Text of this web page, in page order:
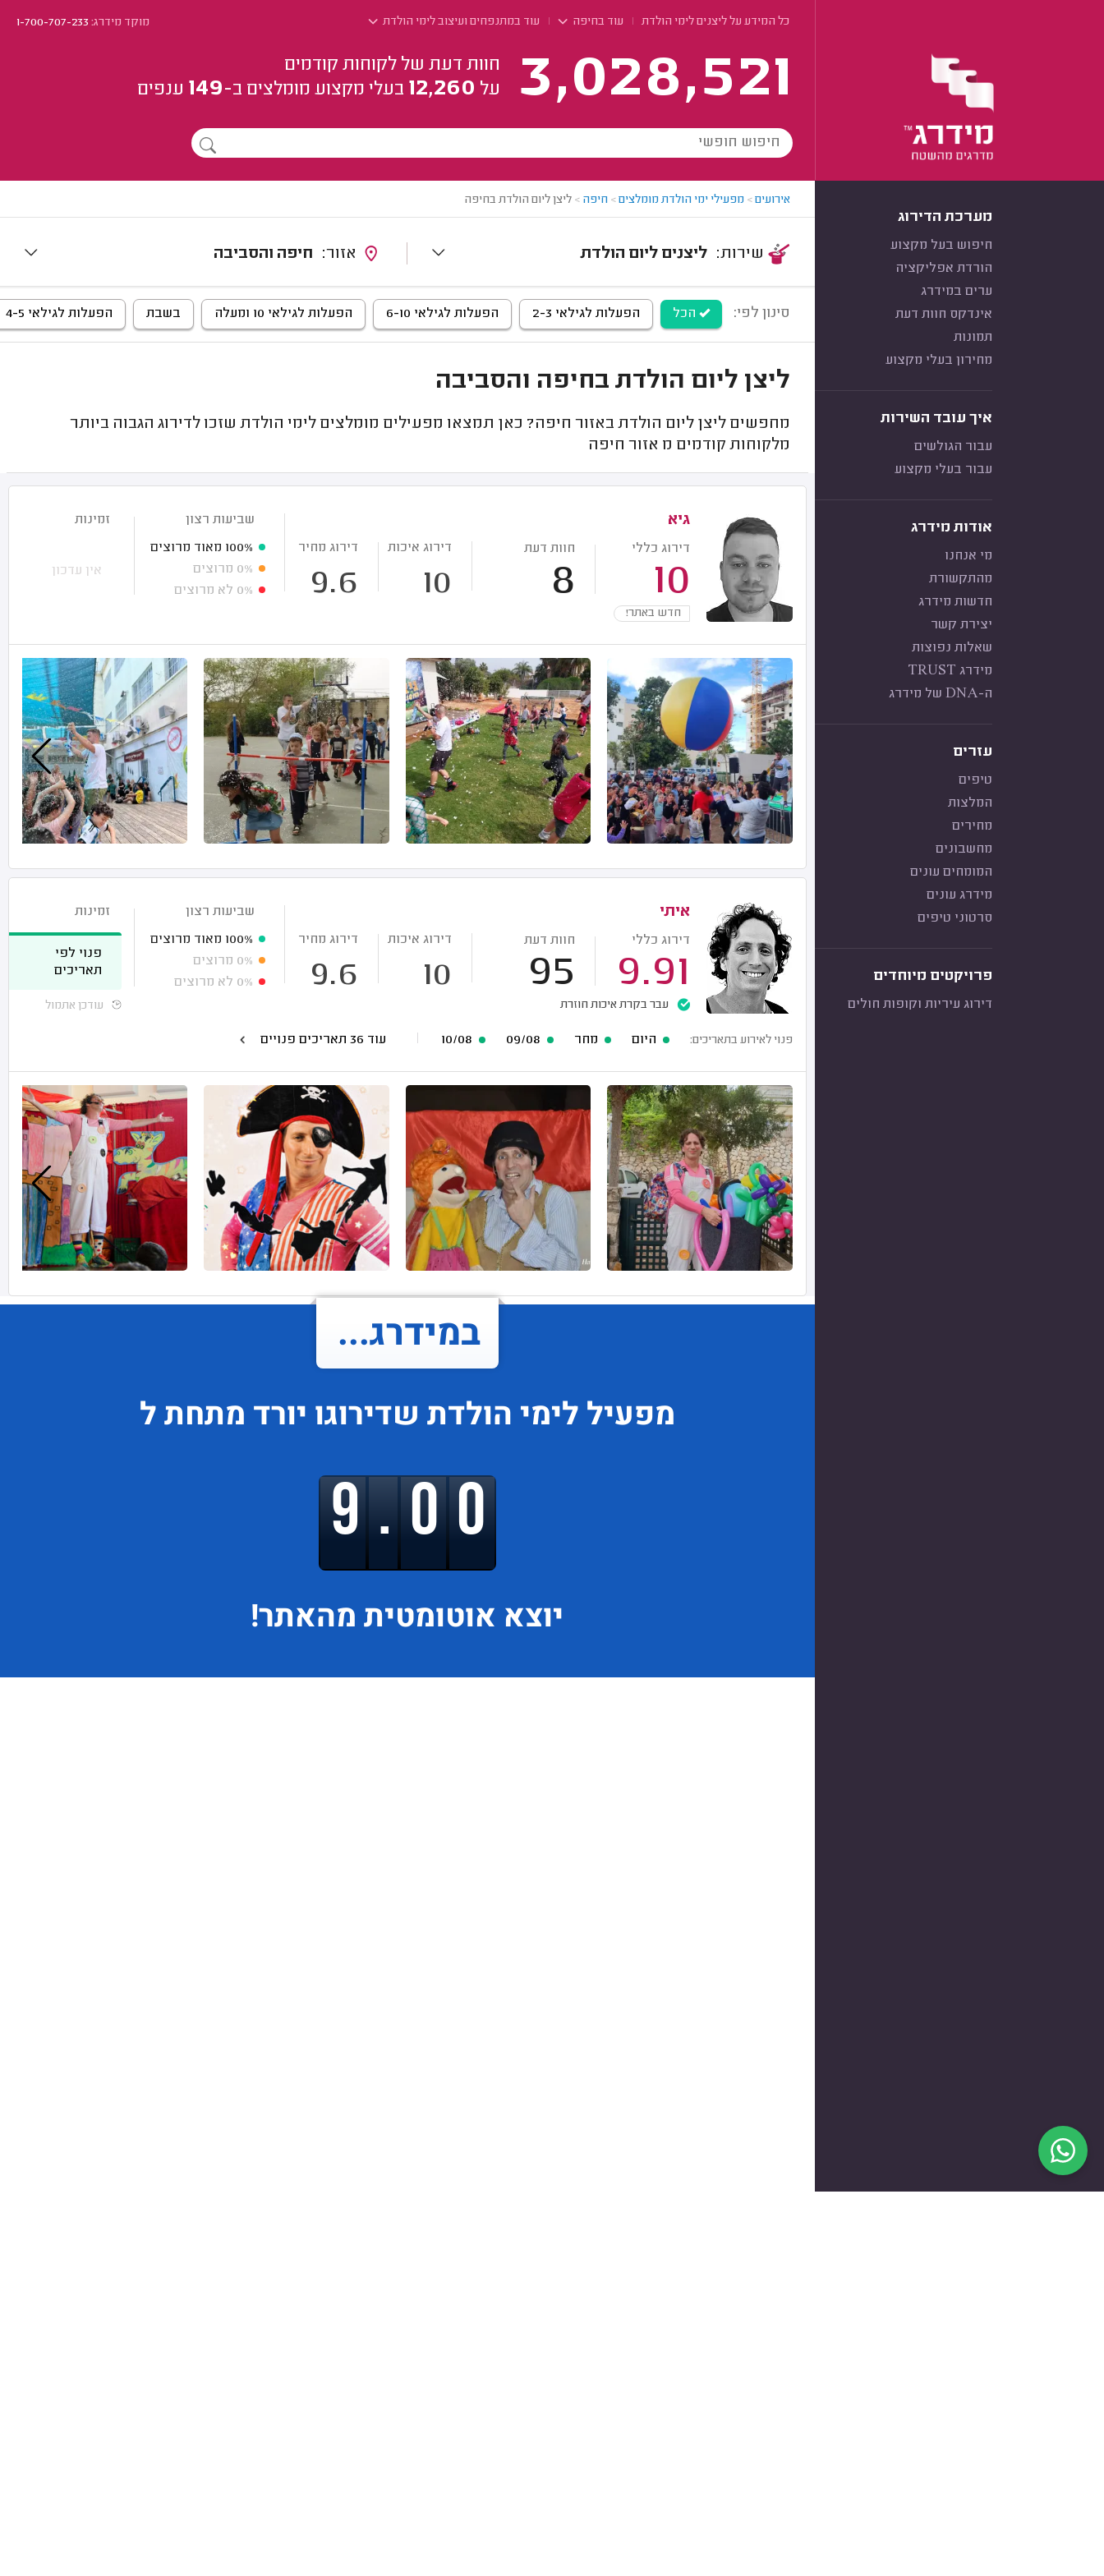
כל המידע על ליצנים לימי הולדת עוד בחיפה עוד במתנפחים ועיצוב לימי הולדת מוקד מידרג:1-700-707-233
3,028,521
חוות דעת של לקוחות קודמים
על 12,260 בעלי מקצוע מומלצים ב-149 ענפים
מערכת הדירוג
חיפוש בעל מקצוע
הורדת אפליקציה
ערים במידרג
אינדקס חוות דעת
תמונות
מחירון בעלי מקצוע
איך עובד השירות
עבור הגולשים
עבור בעלי מקצוע
אודות מידרג
מי אנחנו
מהתקשורת
חדשות מידרג
יצירת קשר
שאלות נפוצות
מידרג TRUST
ה-DNA של מידרג
עזרים
טיפים
המלצות
מחירים
מחשבונים
המומחים עונים
מידרג עונים
סרטוני טיפים
פרויקטים מיוחדים
דירוג עיריות וקופות חולים
אירועים> מפעילי ימי הולדת מומלצים> חיפה > ליצן ליום הולדת בחיפה
ליצנים ליום הולדת חיפה והסביבה
סינון לפי: הכל הפעלות לגילאי 2-3 הפעלות לגילאי 6-10 הפעלות לגילאי 10 ומעלה בשבת הפעלות לגילאי 4-5
ליצן ליום הולדת בחיפה והסביבה
מחפשים ליצן ליום הולדת באזור חיפה? כאן תמצאו מפעילים מומלצים לימי הולדת שזכו לדירוג הגבוה ביותר
מלקוחות קודמים מ אזור חיפה
גיא
דירוג כללי
10
חוות דעת
8
דירוג איכות
10
דירוג מחיר
9.6
חדש באתר!
שביעות רצון
100% מאוד מרוצים
0% מרוצים
0% לא מרוצים
זמינות
אין עדכון
איתי
דירוג כללי
9.91
חוות דעת
95
דירוג איכות
10
דירוג מחיר
9.6
עבר בקרת איכות חוזרת
שביעות רצון
100% מאוד מרוצים
0% מרוצים
0% לא מרוצים
זמינות
פנוי לפי
תאריכים
עודכן אתמול
פנוי לאירוע בתאריכים: היום מחר עוד 36 תאריכים פנויים
במידרג...
מפעיל לימי הולדת שדירוגו יורד מתחת ל
9.00
יוצא אוטומטית מהאתר!